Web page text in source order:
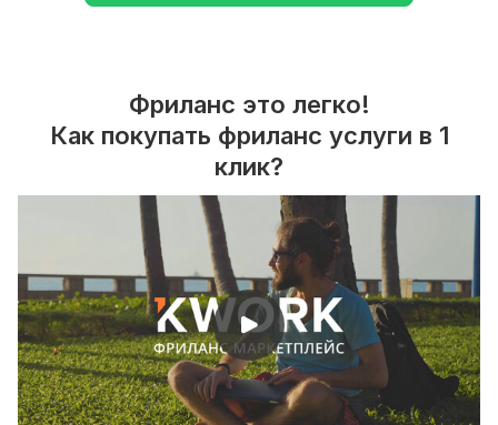
Фриланс это легко!
Как покупать фриланс услуги в 1
клик?